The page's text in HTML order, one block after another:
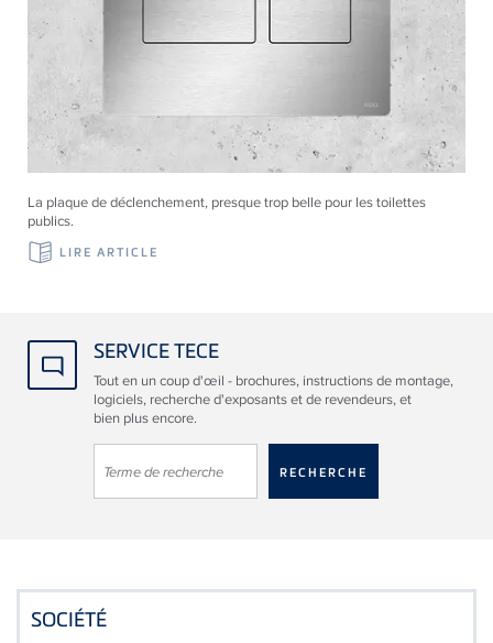
La plaque de déclenchement, presque trop belle pour les toilettes
publics.
LIRE ARTICLE
SERVICE TECE
Tout en un coup d'œil - brochures, instructions de montage,
logiciels, recherche d'exposants et de revendeurs, et
bien plus encore.
SOCIÉTÉ